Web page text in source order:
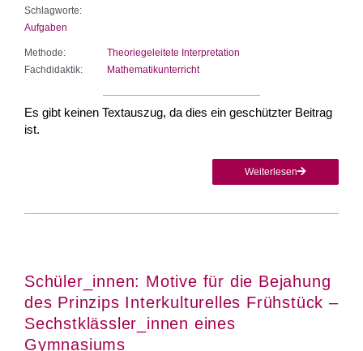
Schlagworte:
Aufgaben
Methode:
Theoriegeleitete Interpretation
Fachdidaktik:
Mathematikunterricht
Es gibt keinen Textauszug, da dies ein geschützter Beitrag
ist.
Weiterlesen
Schüler_innen: Motive für die Bejahung
des Prinzips Interkulturelles Frühstück –
Sechstklässler_innen eines
Gymnasiums